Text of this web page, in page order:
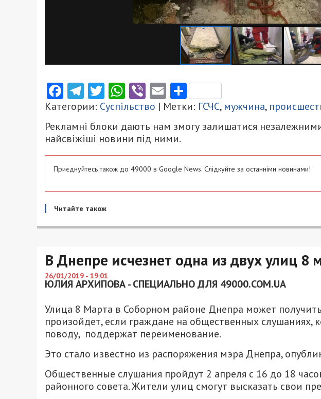
Facebook
Telegram
Twitter
WhatsApp
ViberEmailПоділитися
Категории: Суспільство | Метки: ГСЧС, мужчина,
Рекламні блоки дають нам змогу залишатися
найсвіжіші новини під ними.
Приєднуйтесь також до 49000 в Google News. Слідкуйте за останніми новинами!
Читайте також
В Днепре исчезнет одна из двух улиц 8
26/01/2019 - 19:01
ЮЛИЯ АРХИПОВА - СПЕЦИАЛЬНО ДЛЯ 49000.COM.UA
Улица 8 Марта в Соборном районе Днепра может
произойдет, если граждане на общественных слушаниях,
поводу, поддержат переименование.
Это стало известно из распоряжения мэра Днепра,
Общественные слушания пройдут 2 апреля с 16 до 18
районного совета. Жители улиц смогут высказать свои